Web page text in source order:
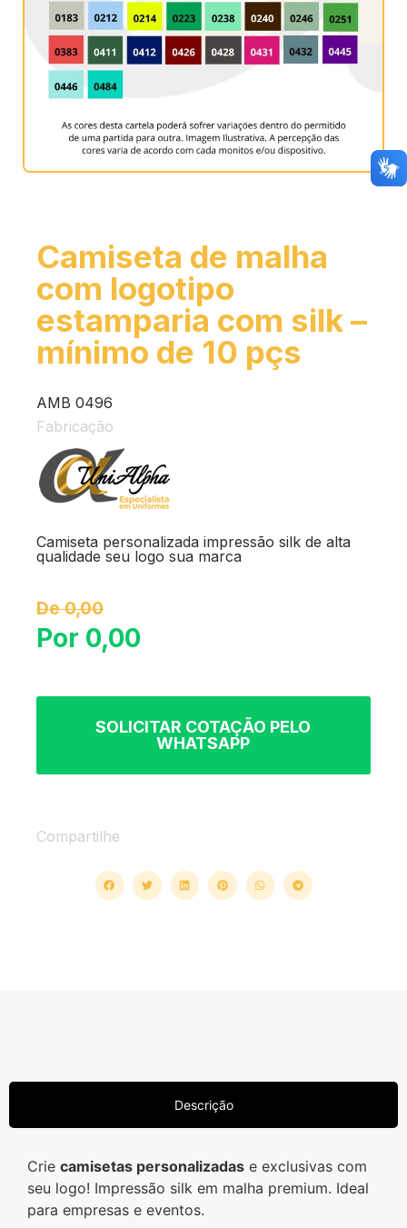
Camiseta de malha
com logotipo
estamparia com silk –
mínimo de 10 pçs
AMB 0496
Fabricação
Camiseta personalizada impressão silk de alta
qualidade seu logo sua marca
De 0,00
Por 0,00
SOLICITAR COTAÇÃO PELO
WHATSAPP
Compartilhe
Descrição
Crie camisetas personalizadas e exclusivas com
seu logo! Impressão silk em malha premium. Ideal
para empresas e eventos.